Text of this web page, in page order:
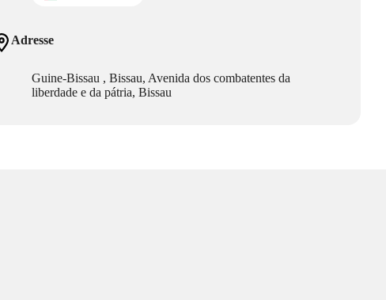
Adresse
Guine-Bissau , Bissau, Avenida dos combatentes da
liberdade e da pátria, Bissau